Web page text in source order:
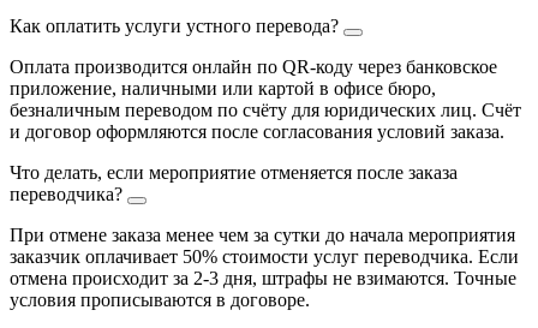
Как оплатить услуги устного перевода?
Оплата производится онлайн по QR-коду через банковское
приложение, наличными или картой в офисе бюро,
безналичным переводом по счёту для юридических лиц. Счёт
и договор оформляются после согласования условий заказа.
Что делать, если мероприятие отменяется после заказа
переводчика?
При отмене заказа менее чем за сутки до начала мероприятия
заказчик оплачивает 50% стоимости услуг переводчика. Если
отмена происходит за 2-3 дня, штрафы не взимаются. Точные
условия прописываются в договоре.